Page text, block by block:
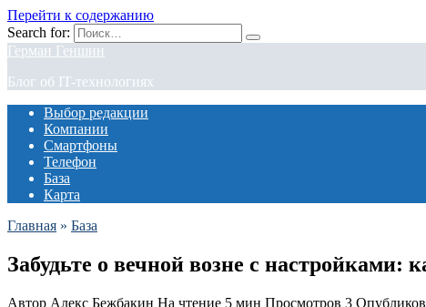
Перейти к содержанию
Search for:
Герман Геншин
Блог об IT-технологиях
Выбор редакции
Компании
Смартфоны
Телефон
База
Карта
Главная » База
Забудьте о вечной возне с настройками:
Автор Алекс Бежбакин На чтение 5 мин Просмотров 3